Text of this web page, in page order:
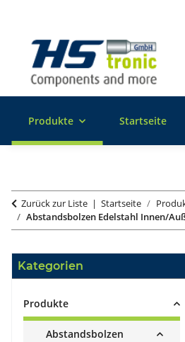
Produkte Startseite
Zurück zur Liste Startseite
Abstandsbolzen Edelstahl Innen/
Kategorien
Produkte
Abstandsbolzen